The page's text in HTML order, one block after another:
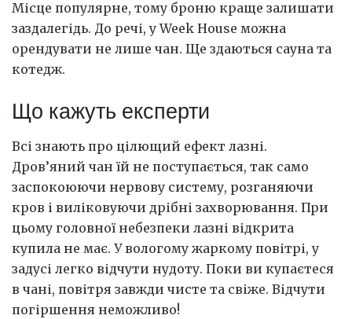
Місце популярне, тому броню краще залишати
заздалегідь. До речі, у Week House можна
орендувати не лише чан. Ще здаються сауна та
котедж.
Що кажуть експерти
Всі знають про цілющий ефект лазні.
Дров’яний чан їй не поступається, так само
заспокоюючи нервову систему, розганяючи
кров і виліковуючи дрібні захворювання. При
цьому головної небезпеки лазні відкрита
купила не має. У вологому жаркому повітрі, у
задусі легко відчути нудоту. Поки ви купаєтеся
в чані, повітря завжди чисте та свіже. Відчути
погіршення неможливо!